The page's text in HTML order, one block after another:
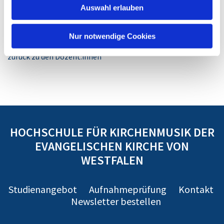
Auswahl erlauben
Nur notwendige Cookies
solange ich es mir leisten kann.
zurück zu den Dozent:innen
HOCHSCHULE FÜR KIRCHENMUSIK DER
EVANGELISCHEN KIRCHE VON
WESTFALEN
Studienangebot Aufnahmeprüfung
Kontakt
Newsletter bestellen